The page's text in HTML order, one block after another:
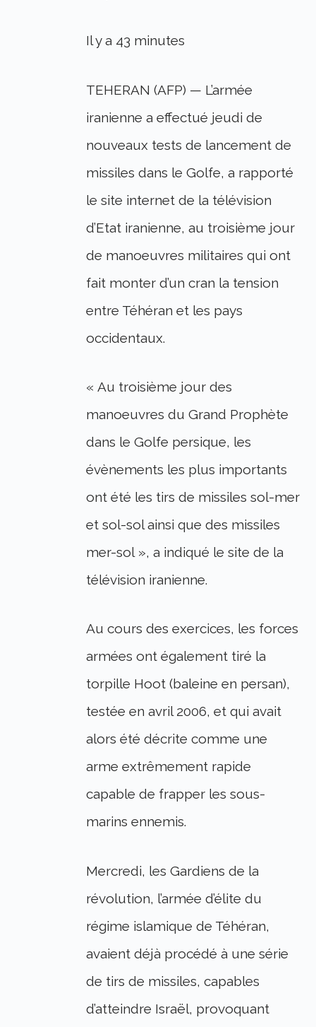
Il y a 43 minutes
TEHERAN (AFP) — L’armée
iranienne a effectué jeudi de
nouveaux tests de lancement de
missiles dans le Golfe, a rapporté
le site internet de la télévision
d’Etat iranienne, au troisième jour
de manoeuvres militaires qui ont
fait monter d’un cran la tension
entre Téhéran et les pays
occidentaux.
« Au troisième jour des
manoeuvres du Grand Prophète
dans le Golfe persique, les
évènements les plus importants
ont été les tirs de missiles sol-mer
et sol-sol ainsi que des missiles
mer-sol », a indiqué le site de la
télévision iranienne.
Au cours des exercices, les forces
armées ont également tiré la
torpille Hoot (baleine en persan),
testée en avril 2006, et qui avait
alors été décrite comme une
arme extrêmement rapide
capable de frapper les sous-
marins ennemis.
Mercredi, les Gardiens de la
révolution, l’armée d’élite du
régime islamique de Téhéran,
avaient déjà procédé à une série
de tirs de missiles, capables
d’atteindre Israël, provoquant